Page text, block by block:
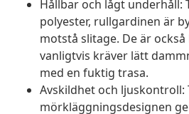
Hållbar och lågt underhåll:
polyester, rullgardinen är
motstå slitage. De är
vanligtvis kräver lätt
med en fuktig trasa.
Avskildhet och ljuskontroll:
mörkläggningsdesignen